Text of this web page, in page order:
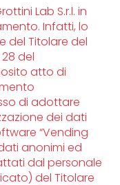
Lab S.r.l. in
Infatti, lo
del Titolare del
del
atto di
di adottare
dei dati
“Vending
anonimi ed
dal personale
del Titolare